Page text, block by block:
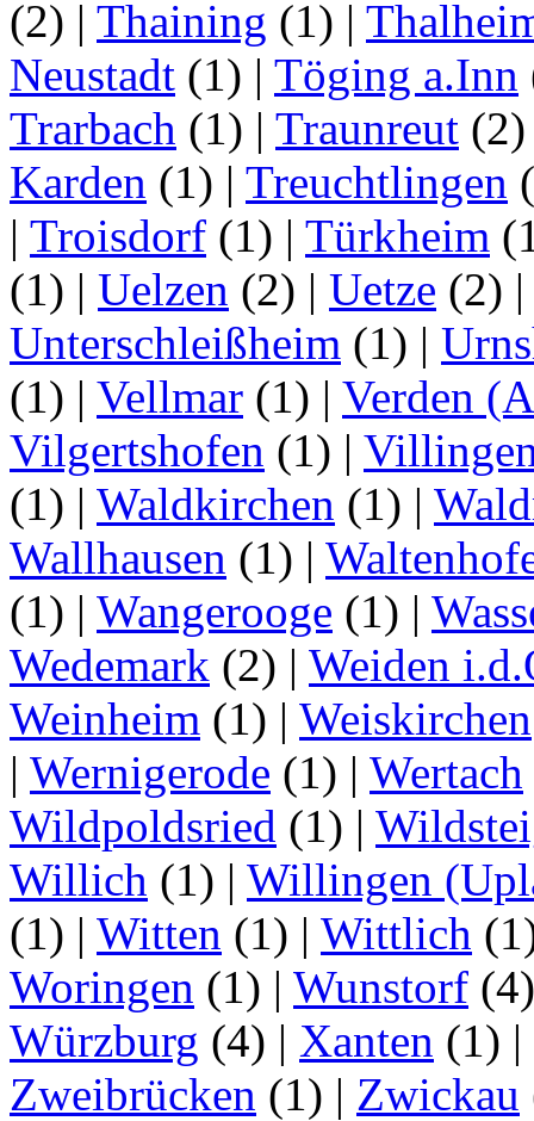
(2) | Thaining (1) |
Neustadt (1) | Töging a.Inn
Trarbach (1) | Traunreut
Karden (1) | Treuchtlingen
| Troisdorf (1) | Türkheim
(1) | Uelzen (2) | Uetze (2)
Unterschleißheim (1) |
(1) | Vellmar (1) | Verden
Vilgertshofen (1) |
(1) | Waldkirchen (1) |
Wallhausen (1) |
(1) | Wangerooge (1) |
Wedemark (2) | Weiden
Weinheim (1) | Weiskirchen
| Wernigerode (1) | Wertach
Wildpoldsried (1) |
Willich (1) | Willingen
(1) | Witten (1) | Wittlich
Woringen (1) | Wunstorf
Würzburg (4) | Xanten (1) |
Zweibrücken (1) | Zwickau